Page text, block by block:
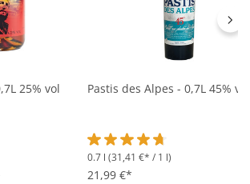
25% vol
von 4.5 von 5 Sternen
Pastis des Alpes - 0,7L 45% vol
Durchschnittliche
0.7 l (31,41 €* / 1 l)
21,99 €*